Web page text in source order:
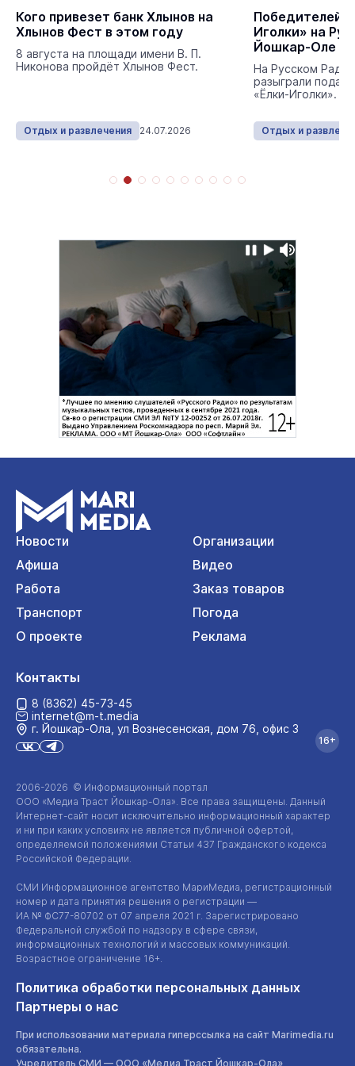
Кого привезет банк Хлынов на
Хлынов Фест в этом году
8 августа на площади имени В. П.
Никонова пройдёт Хлынов Фест.
Отдых и развлечения 24.07.2026
Победителей
Иголки» на
Йошкар-Оле
На Русском
разыграли
«Ёлки-Иголки».
Отдых и
Новости
Организации
Афиша
Видео
Работа
Заказ товаров
Транспорт
Погода
О проекте
Реклама
2006-2026 © Информационный портал
ООО «Медиа Траст Йошкар-Ола». Все права защищены. Данный
Интернет-сайт носит исключительно информационный характер
и ни при каких условиях не является публичной офертой,
определяемой положениями Статьи 437 Гражданского кодекса
Российской Федерации.
СМИ Информационное агентство МариМедиа, регистрационный
номер и дата принятия решения о регистрации —
ИА № ФС77-80702 от 07 апреля 2021 г. Зарегистрировано
Федеральной службой по надзору в сфере связи,
информационных технологий и массовых коммуникаций.
Возрастное ограничение 16+.
Политика обработки персональных данных
Партнеры о нас
При использовании материала гиперссылка на сайт Marimedia.ru
обязательна.
Учредитель СМИ — ООО «Медиа Траст Йошкар-Ола»
Контакты
8 (8362) 45-73-45
internet@m-t.media
г. Йошкар‑Ола, ул Вознесенская, дом 76, офис 3
16+